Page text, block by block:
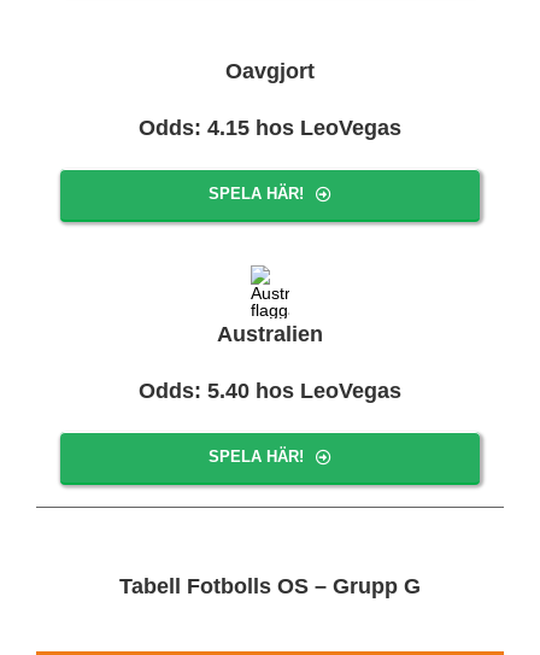
Oavgjort
Odds: 4.15 hos LeoVegas
SPELA HÄR!
Australien
Odds: 5.40 hos LeoVegas
SPELA HÄR!
Tabell Fotbolls OS – Grupp G